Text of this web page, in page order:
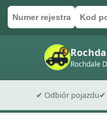
Rochdale
✔ Odbiór pojazdu✔